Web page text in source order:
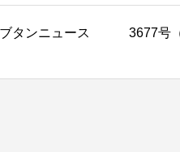
ブタンニュース 3677号（